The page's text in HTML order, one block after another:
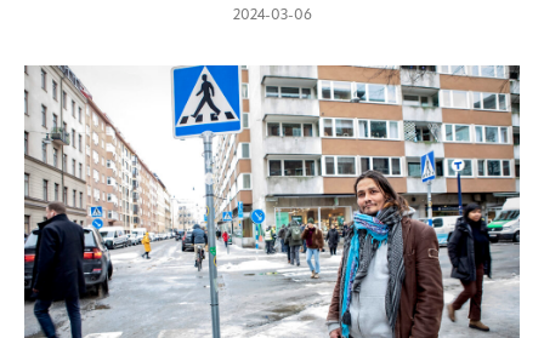
2024-03-06